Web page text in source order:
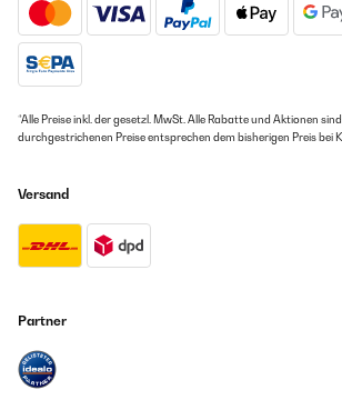
*Alle Preise inkl. der gesetzl. MwSt. Alle Rabatte und Aktionen
durchgestrichenen Preise entsprechen dem bisherigen Preis bei
Versand
Partner